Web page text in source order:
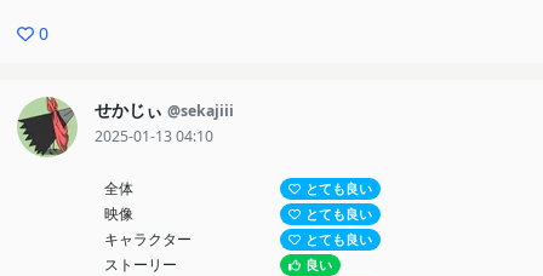
0
せかじぃ @sekajiii
2025-01-13 04:10
全体 とても良い
映像 とても良い
キャラクター とても良い
ストーリー 良い